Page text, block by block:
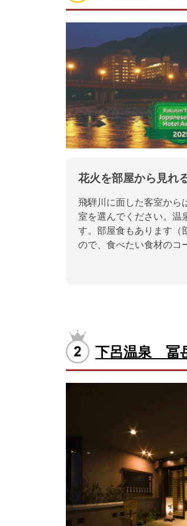
花火を部屋から見れ
飛騨川に面した客室から
室を選んでください。温
す。部屋食もあります（
ので、食べたい食材のコ
下呂温泉 冨